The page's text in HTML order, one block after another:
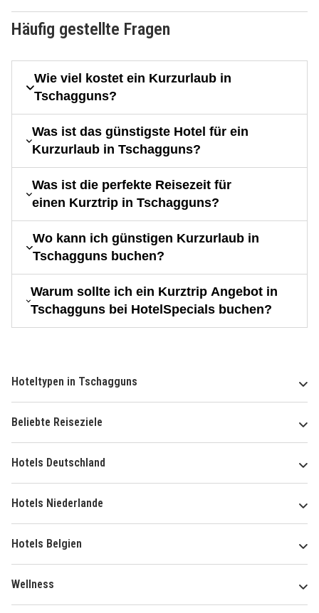
Häufig gestellte Fragen
Wie viel kostet ein Kurzurlaub in
Tschagguns?
Was ist das günstigste Hotel für ein
Kurzurlaub in Tschagguns?
Was ist die perfekte Reisezeit für
einen Kurztrip in Tschagguns?
Wo kann ich günstigen Kurzurlaub in
Tschagguns buchen?
Warum sollte ich ein Kurztrip Angebot in
Tschagguns bei HotelSpecials buchen?
Hoteltypen in Tschagguns
Beliebte Reiseziele
Hotels Deutschland
Hotels Niederlande
Hotels Belgien
Wellness